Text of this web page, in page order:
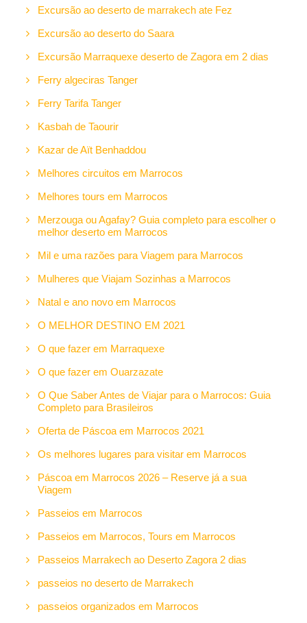
Excursão ao deserto de marrakech ate Fez
Excursão ao deserto do Saara
Excursão Marraquexe deserto de Zagora em 2 dias
Ferry algeciras Tanger
Ferry Tarifa Tanger
Kasbah de Taourir
Kazar de Aït Benhaddou
Melhores circuitos em Marrocos
Melhores tours em Marrocos
Merzouga ou Agafay? Guia completo para escolher o
melhor deserto em Marrocos
Mil e uma razões para Viagem para Marrocos
Mulheres que Viajam Sozinhas a Marrocos
Natal e ano novo em Marrocos
O MELHOR DESTINO EM 2021
O que fazer em Marraquexe
O que fazer em Ouarzazate
O Que Saber Antes de Viajar para o Marrocos: Guia
Completo para Brasileiros
Oferta de Páscoa em Marrocos 2021
Os melhores lugares para visitar em Marrocos
Páscoa em Marrocos 2026 – Reserve já a sua
Viagem
Passeios em Marrocos
Passeios em Marrocos, Tours em Marrocos
Passeios Marrakech ao Deserto Zagora 2 dias
passeios no deserto de Marrakech
passeios organizados em Marrocos